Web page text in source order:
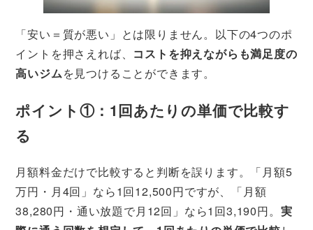
「安い＝質が悪い」とは限りません。以下の4つのポ
イントを押さえれば、 コストを抑えながらも満足度の
高いジムを見つけることができます。
ポイント①：1回あたりの単価で比較す
る
月額料金だけで比較すると判断を誤ります。「月額5
万円・月4回」なら1回12,500円ですが、「月額
38,280円・通い放題で月12回」なら1回3,190円。 実